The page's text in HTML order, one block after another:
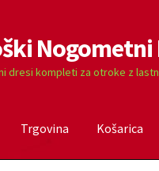
Nogometni
dresi kompleti za otroke z
Trgovina Košarica